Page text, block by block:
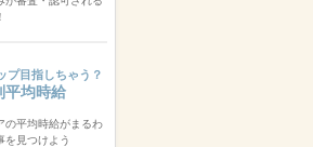
プ目指しちゃう？
平均時給
の平均時給がまるわ
を見つけよう